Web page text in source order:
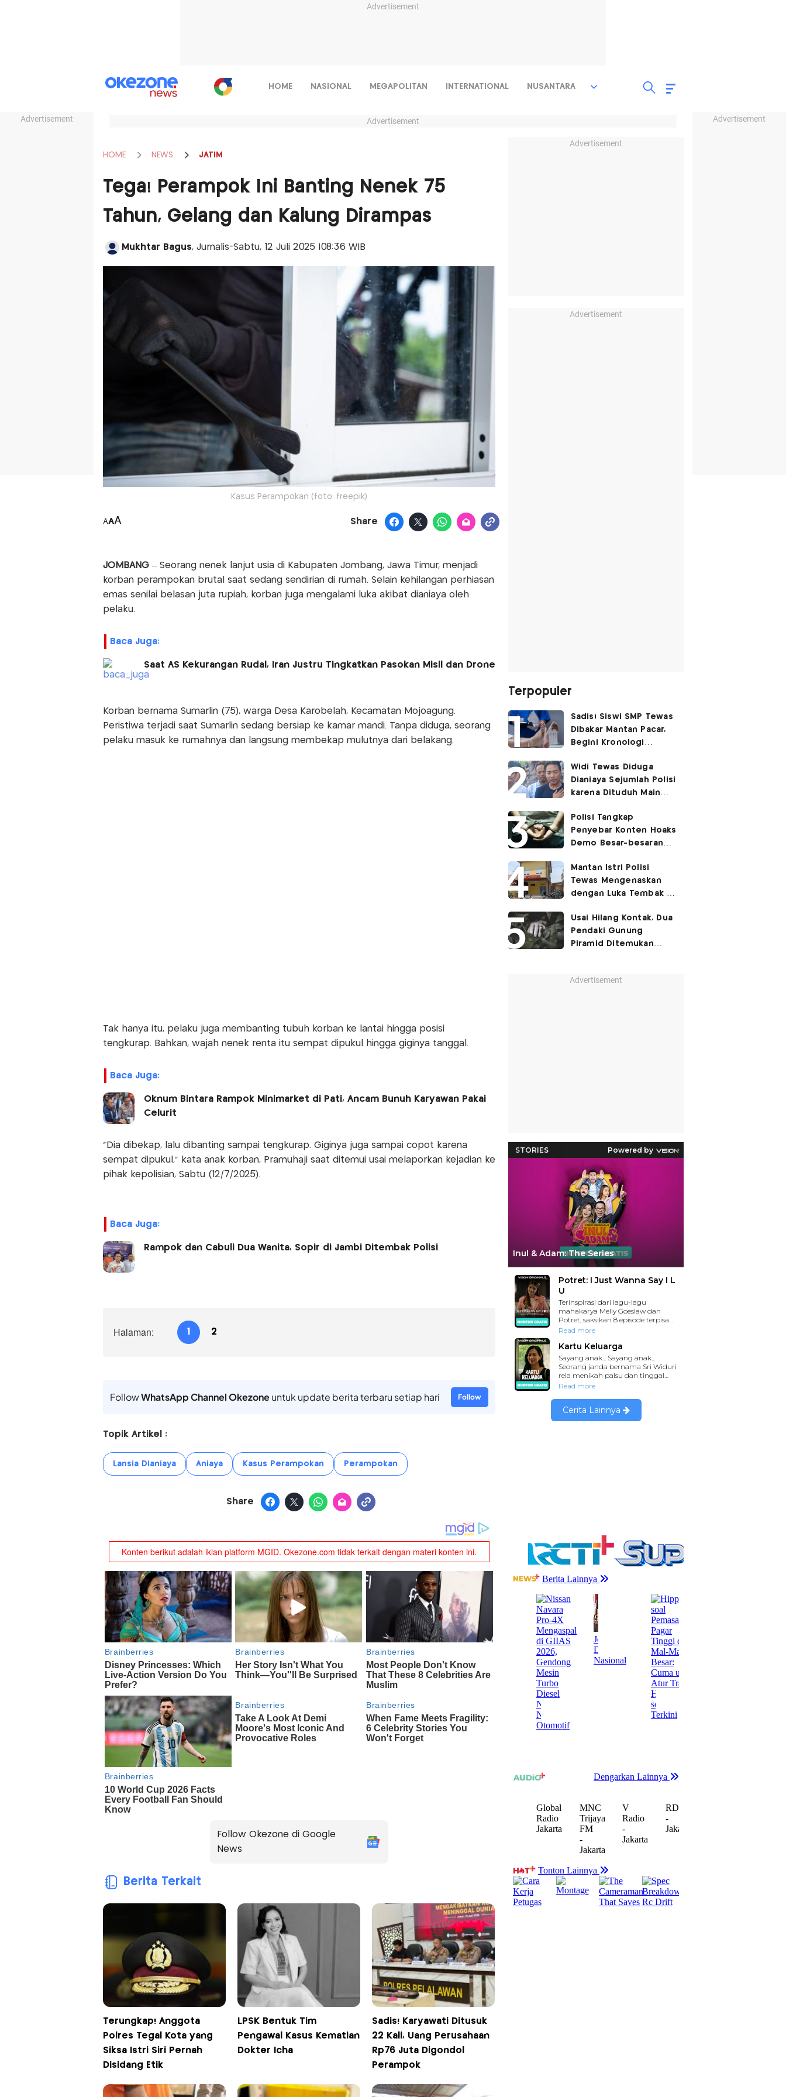
Advertisement
Advertisement Advertisement
HOME NASIONAL MEGAPOLITAN INTERNATIONAL NUSANTARA
Advertisement
HOME NEWS JATIM
Tega! Perampok Ini Banting Nenek 75
Tahun, Gelang dan Kalung Dirampas
Mukhtar Bagus, Jurnalis-Sabtu, 12 Juli 2025 |08:36 WIB
Kasus Perampokan (foto: freepik)
AAA Share
JOMBANG– Seorang nenek lanjut usia di Kabupaten Jombang, Jawa Timur, menjadi
korban perampokan brutal saat sedang sendirian di rumah. Selain kehilangan perhiasan
emas senilai belasan juta rupiah, korban juga mengalami luka akibat dianiaya oleh
pelaku.
Baca Juga:
Saat AS Kekurangan Rudal, Iran Justru Tingkatkan Pasokan Misil dan Drone
Korban bernama Sumarlin (75), warga Desa Karobelah, Kecamatan Mojoagung.
Peristiwa terjadi saat Sumarlin sedang bersiap ke kamar mandi. Tanpa diduga, seorang
pelaku masuk ke rumahnya dan langsung membekap mulutnya dari belakang.
Tak hanya itu, pelaku juga membanting tubuh korban ke lantai hingga posisi
tengkurap. Bahkan, wajah nenek renta itu sempat dipukul hingga giginya tanggal.
Baca Juga:
Oknum Bintara Rampok Minimarket di Pati, Ancam Bunuh Karyawan Pakai
Celurit
"Dia dibekap, lalu dibanting sampai tengkurap. Giginya juga sampai copot karena
sempat dipukul," kata anak korban, Pramuhaji saat ditemui usai melaporkan kejadian ke
pihak kepolisian, Sabtu (12/7/2025).
Baca Juga:
Rampok dan Cabuli Dua Wanita, Sopir di Jambi Ditembak Polisi
Halaman: 1 2
FollowWhatsApp Channel Okezoneuntuk update berita terbaru setiap hari Follow
Topik Artikel :
Lansia Dianiaya Aniaya Kasus Perampokan Perampokan
Share
Follow Okezone di Google
News
Berita Terkait
Terungkap! Anggota
Polres Tegal Kota yang
Siksa Istri Siri Pernah
Disidang Etik
LPSK Bentuk Tim
Pengawal Kasus Kematian
Dokter Icha
Sadis! Karyawati Ditusuk
22 Kali, Uang Perusahaan
Rp76 Juta Digondol
Perampok
Advertisement
Advertisement
Terpopuler
Sadis! Siswi SMP Tewas
Dibakar Mantan Pacar,
Begini Kronologi
Widi Tewas Diduga
Dianiaya Sejumlah Polisi
karena Dituduh Main
Polisi Tangkap
Penyebar Konten Hoaks
Demo Besar-besaran
Mantan Istri Polisi
Tewas Mengenaskan
dengan Luka Tembak di
Usai Hilang Kontak, Dua
Pendaki Gunung
Piramid Ditemukan
Advertisement